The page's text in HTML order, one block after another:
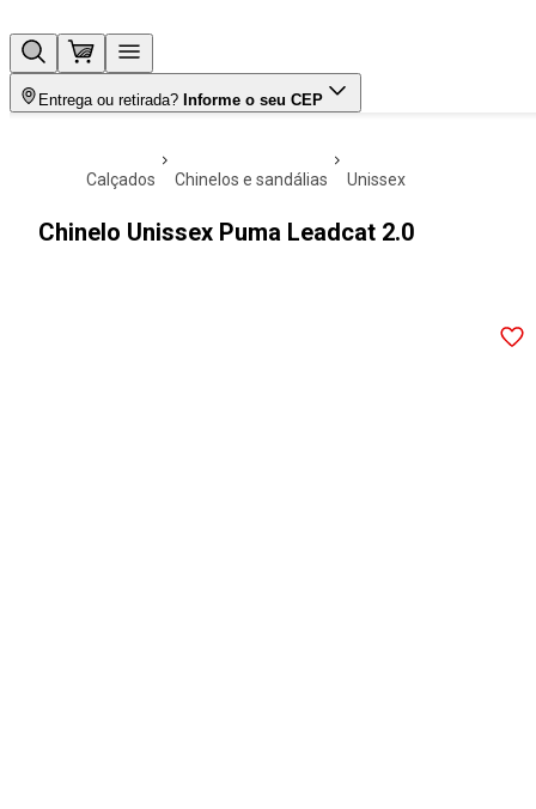
Entrega ou retirada? Informe o seu CEP
calçados chinelos e sandálias unissex
Chinelo Unissex Puma Leadcat 2.0